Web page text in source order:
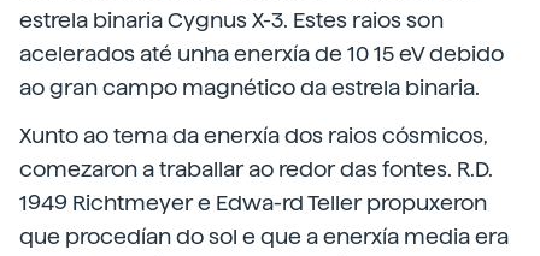
estrela binaria Cygnus X-3. Estes raios son
acelerados até unha enerxía de 10 15 eV debido
ao gran campo magnético da estrela binaria.
Xunto ao tema da enerxía dos raios cósmicos,
comezaron a traballar ao redor das fontes. R.D.
1949 Richtmeyer e Edwa-rd Teller propuxeron
que procedían do sol e que a enerxía media era